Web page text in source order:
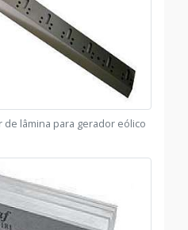
de lâmina para gerador eólico